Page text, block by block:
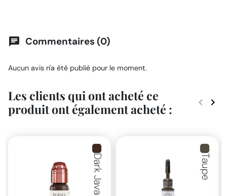
chat Commentaires (0)
Aucun avis n'a été publié pour le moment.
Les clients qui ont acheté ce
produit ont également acheté :
keyboard_arrow_left keyboard_arrow_right
Dark Java Taupe